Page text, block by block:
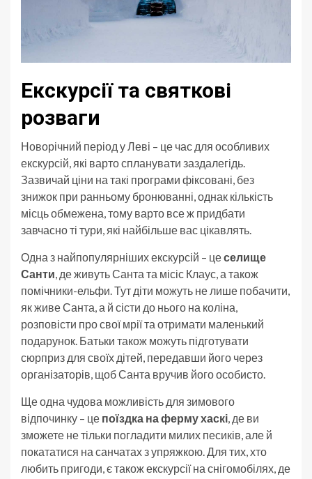
Екскурсії та святкові
розваги
Новорічний період у Леві – це час для особливих
екскурсій, які варто спланувати заздалегідь.
Зазвичай ціни на такі програми фіксовані, без
знижок при ранньому бронюванні, однак кількість
місць обмежена, тому варто все ж придбати
завчасно ті тури, які найбільше вас цікавлять.
Одна з найпопулярніших екскурсій – цеселище
Санти, де живуть Санта та місіс Клаус, а також
помічники-ельфи. Тут діти можуть не лише побачити,
як живе Санта, а й сісти до нього на коліна,
розповісти про свої мрії та отримати маленький
подарунок. Батьки також можуть підготувати
сюрприз для своїх дітей, передавши його через
організаторів, щоб Санта вручив його особисто.
Ще одна чудова можливість для зимового
відпочинку – це поїздка на ферму хаскі, де ви
зможете не тільки погладити милих песиків, але й
покататися на санчатах з упряжкою. Для тих, хто
любить пригоди, є також екскурсії на снігомобілях, де